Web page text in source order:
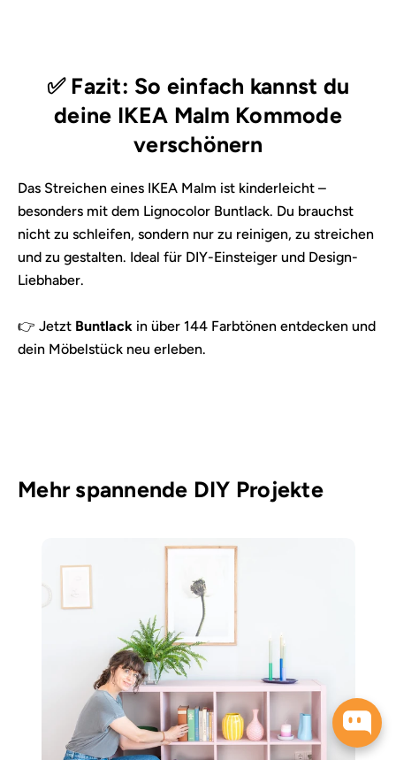
✅ Fazit: So einfach kannst du
deine IKEA Malm Kommode
verschönern
Das Streichen eines IKEA Malm ist kinderleicht –
besonders mit dem Lignocolor Buntlack. Du brauchst
nicht zu schleifen, sondern nur zu reinigen, zu streichen
und zu gestalten. Ideal für DIY-Einsteiger und Design-
Liebhaber.
👉 Jetzt Buntlack in über 144 Farbtönen entdecken und
dein Möbelstück neu erleben.
Mehr spannende DIY Projekte